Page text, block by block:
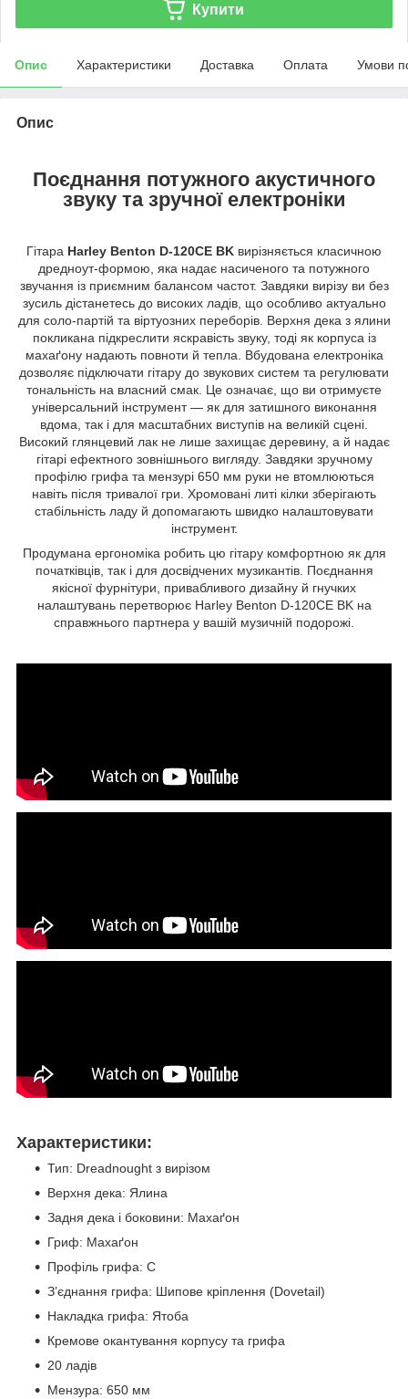
Купити
Опис Характеристики Доставка Оплата Умови
Опис
Поєднання потужного акустичного
звуку та зручної електроніки
Гітара Harley Benton D-120CE BK вирізняється класичною
дредноут-формою, яка надає насиченого та потужного
звучання із приємним балансом частот. Завдяки вирізу ви без
зусиль дістанетесь до високих ладів, що особливо актуально
для соло-партій та віртуозних переборів. Верхня дека з ялини
покликана підкреслити яскравість звуку, тоді як корпуса із
махаґону надають повноти й тепла. Вбудована електроніка
дозволяє підключати гітару до звукових систем та регулювати
тональність на власний смак. Це означає, що ви отримуєте
універсальний інструмент — як для затишного виконання
вдома, так і для масштабних виступів на великій сцені.
Високий глянцевий лак не лише захищає деревину, а й надає
гітарі ефектного зовнішнього вигляду. Завдяки зручному
профілю грифа та мензурі 650 мм руки не втомлюються
навіть після тривалої гри. Хромовані литі кілки зберігають
стабільність ладу й допомагають швидко налаштовувати
інструмент.
Продумана ергономіка робить цю гітару комфортною як для
початківців, так і для досвідчених музикантів. Поєднання
якісної фурнітури, привабливого дизайну й гнучких
налаштувань перетворює Harley Benton D-120CE BK на
справжнього партнера у вашій музичній подорожі.
Характеристики:
Тип: Dreadnought з вирізом
Верхня дека: Ялина
Задня дека і боковини: Махаґон
Гриф: Махаґон
Профіль грифа: C
З’єднання грифа: Шипове кріплення (Dovetail)
Накладка грифа: Ятоба
Кремове окантування корпусу та грифа
20 ладів
Мензура: 650 мм